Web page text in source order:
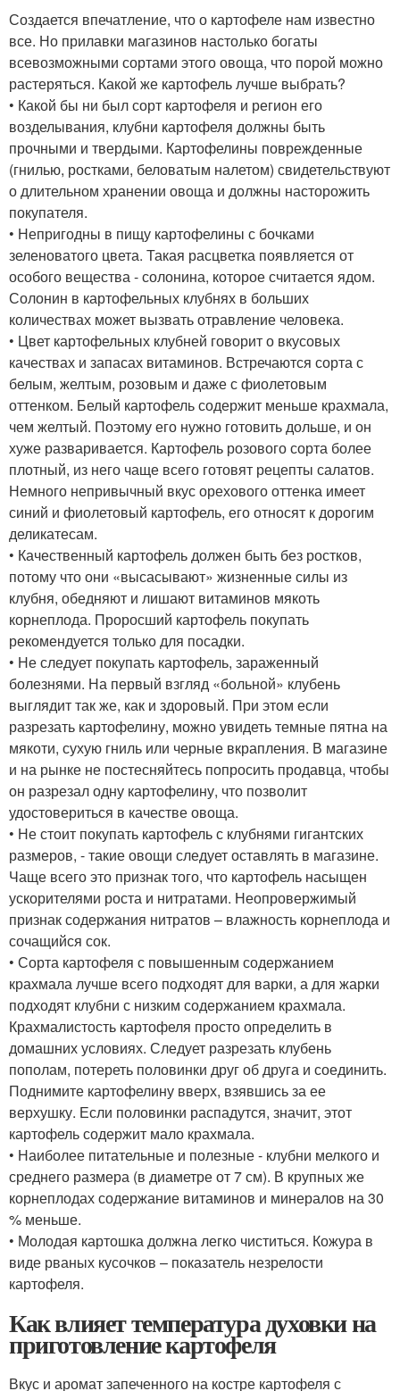
Создается впечатление, что о картофеле нам известно
все. Но прилавки магазинов настолько богаты
всевозможными сортами этого овоща, что порой можно
растеряться. Какой же картофель лучше выбрать?
• Какой бы ни был сорт картофеля и регион его
возделывания, клубни картофеля должны быть
прочными и твердыми. Картофелины поврежденные
(гнилью, ростками, беловатым налетом) свидетельствуют
о длительном хранении овоща и должны насторожить
покупателя.
• Непригодны в пищу картофелины с бочками
зеленоватого цвета. Такая расцветка появляется от
особого вещества - солонина, которое считается ядом.
Солонин в картофельных клубнях в больших
количествах может вызвать отравление человека.
• Цвет картофельных клубней говорит о вкусовых
качествах и запасах витаминов. Встречаются сорта с
белым, желтым, розовым и даже с фиолетовым
оттенком. Белый картофель содержит меньше крахмала,
чем желтый. Поэтому его нужно готовить дольше, и он
хуже разваривается. Картофель розового сорта более
плотный, из него чаще всего готовят рецепты салатов.
Немного непривычный вкус орехового оттенка имеет
синий и фиолетовый картофель, его относят к дорогим
деликатесам.
• Качественный картофель должен быть без ростков,
потому что они «высасывают» жизненные силы из
клубня, обедняют и лишают витаминов мякоть
корнеплода. Проросший картофель покупать
рекомендуется только для посадки.
• Не следует покупать картофель, зараженный
болезнями. На первый взгляд «больной» клубень
выглядит так же, как и здоровый. При этом если
разрезать картофелину, можно увидеть темные пятна на
мякоти, сухую гниль или черные вкрапления. В магазине
и на рынке не постесняйтесь попросить продавца, чтобы
он разрезал одну картофелину, что позволит
удостовериться в качестве овоща.
• Не стоит покупать картофель с клубнями гигантских
размеров, - такие овощи следует оставлять в магазине.
Чаще всего это признак того, что картофель насыщен
ускорителями роста и нитратами. Неопровержимый
признак содержания нитратов – влажность корнеплода и
сочащийся сок.
• Сорта картофеля с повышенным содержанием
крахмала лучше всего подходят для варки, а для жарки
подходят клубни с низким содержанием крахмала.
Крахмалистость картофеля просто определить в
домашних условиях. Следует разрезать клубень
пополам, потереть половинки друг об друга и соединить.
Поднимите картофелину вверх, взявшись за ее
верхушку. Если половинки распадутся, значит, этот
картофель содержит мало крахмала.
• Наиболее питательные и полезные - клубни мелкого и
среднего размера (в диаметре от 7 см). В крупных же
корнеплодах содержание витаминов и минералов на 30
% меньше.
• Молодая картошка должна легко чиститься. Кожура в
виде рваных кусочков – показатель незрелости
картофеля.
Как влияет температура духовки на
приготовление картофеля
Вкус и аромат запеченного на костре картофеля с